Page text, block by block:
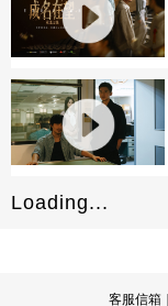
Loading...
客服信箱